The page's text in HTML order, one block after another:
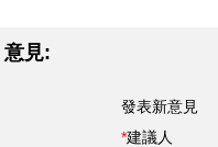
意見:
發表新意見
建議人